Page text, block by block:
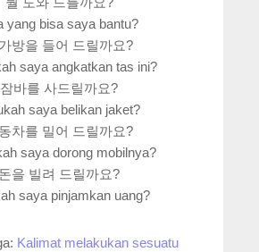
yang bisa saya bantu?
방을 들어 드릴까요?
saya angkatkan tas ini?
잠바를 사드릴까요?
saya belikan jaket?
차를 밀어 드릴까요?
saya dorong mobilnya?
돈을 빌려 드릴까요?
saya pinjamkan uang?
Kalimat melakukan sesuatu